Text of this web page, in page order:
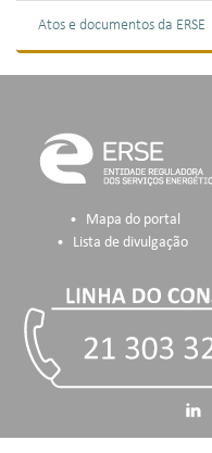
Atos e documentos da ERSE
Mapa do portal
Lista de divulgação